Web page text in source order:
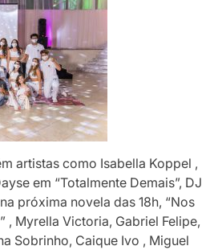
artistas como Isabella Koppel ,
em “Totalmente Demais”, DJ
próxima novela das 18h, “Nos
, Myrella Victoria, Gabriel Felipe,
Sobrinho, Caique Ivo , Miguel